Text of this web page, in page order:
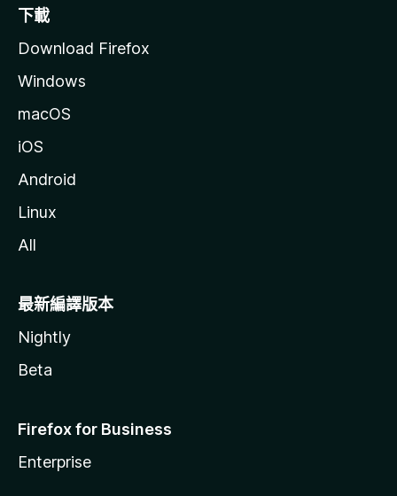
下載
Download Firefox
Windows
macOS
iOS
Android
Linux
All
最新編譯版本
Nightly
Beta
Firefox for Business
Enterprise